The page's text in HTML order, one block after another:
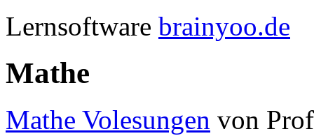
Lernsoftware brainyoo.de
Mathe
Mathe Volesungen von